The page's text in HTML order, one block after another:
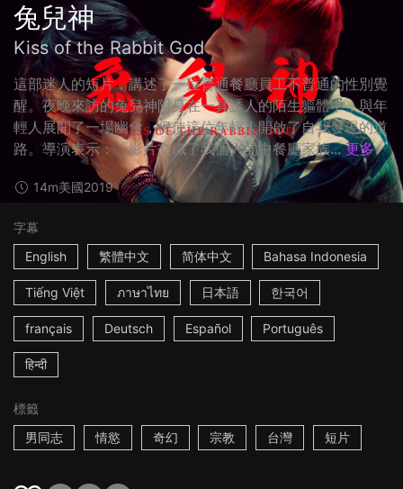
兔兒神
Kiss of the Rabbit God
這部迷人的短片，講述了一位普通餐廳員工不普通的性別覺
醒。夜晚來訪的兔兒神附身在一具誘人的陌生軀體中，與年
輕人展開了一場幽會，促使這位年輕人開啟了自我發現的道
路。導演表示：「影片交織了我個人的中餐廳家族... 更多
14m美國2019
字幕
English
繁體中文 简体中文 Bahasa Indonesia
Tiếng Việt ภาษาไทย 日本語 한국어
français Deutsch Español Português
हिन्दी
標籤
男同志
情慾 奇幻 宗教 台灣 短片